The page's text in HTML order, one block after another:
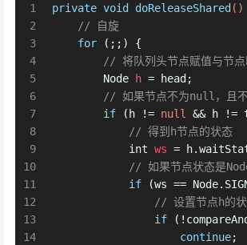
1
2
3
4
5
6
7
8
9
10
11
12
13
14
private void doReleaseShared ()
// 自旋
for (;;) {
// 将队列头节点赋值与节点
Node
h = head;
// 如果节点不为null，且不
if (h != null
&& h
// 得到h节点的状态
int ws =
// 如果节点状态是
if (ws ==
// 设置节点h的状
if
continue